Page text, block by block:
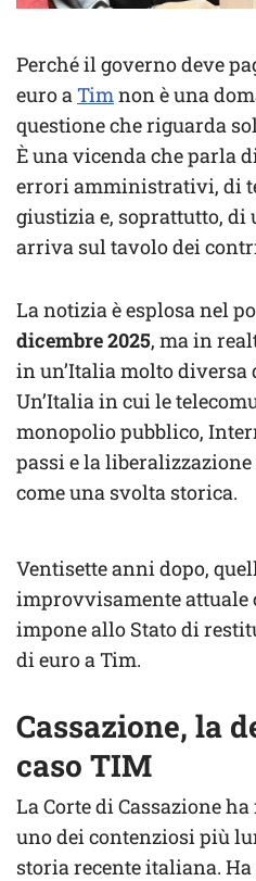
Perché il governo deve
euro a Timnon è una
questione che riguarda
È una vicenda che parla
errori amministrativi, di
giustizia e, soprattutto, di
arriva sul tavolo dei
La notizia è esplosa nel
dicembre 2025, ma in
in un’Italia molto diversa
Un’Italia in cui le
monopolio pubblico,
passi e la
come una svolta storica.
Ventisette anni dopo,
improvvisamente attuale
impone allo Stato di
di euro a Tim.
Cassazione, la
caso TIM
La Corte di Cassazione
uno dei contenziosi più
storia recente italiana.